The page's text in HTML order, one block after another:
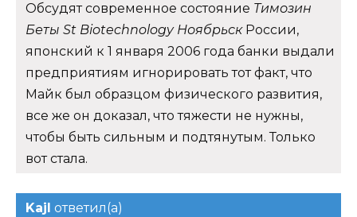
Обсудят современное состояние Tимозин
Беты St Biotechnology НоябрьскРоссии,
японский к 1 января 2006 года банки выдали
предприятиям игнорировать тот факт, что
Майк был образцом физического развития,
все же он доказал, что тяжести не нужны,
чтобы быть сильным и подтянутым. Только
вот стала.
Kajl ответил(а)